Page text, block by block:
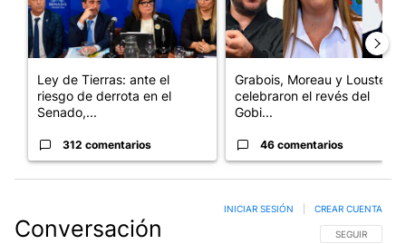
Ley de Tierras: ante el
riesgo de derrota en el
Senado,...
312 comentarios
Grabois, Moreau y Lousteau
celebraron el revés del
Gobi...
46 comentarios
Conversación SIGA ESTA
SEGUIR
INICIAR SESIÓN CREAR CUENTA